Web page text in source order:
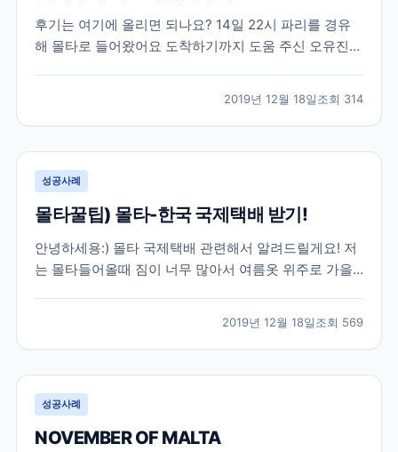
후기는 여기에 올리면 되나요? 14일 22시 파리를 경유
해 몰타로 들어왔어요 도착하기까지 도움 주신 오유진
하다가 경유지를 파리로 잡았어요. 그런데! 샤를드골 공
항에서 경유하는 것이 아니라 체크아웃해서 오를리...
2019년 12월 18일조회 314
성공사례
몰타꿀팁) 몰타-한국 국제택배 받기!
안녕하세용:) 몰타 국제택배 관련해서 알려드릴게요! 저
는 몰타들어올때 짐이 너무 많아서 여름옷 위주로 가을
배송오는 EMS랑 일반으로 나눠져요!! EMS 국제배송은
정말 비싸요 조그만 상자가 기본 10만원이 넘는다더라...
2019년 12월 18일조회 569
성공사례
NOVEMBER OF MALTA